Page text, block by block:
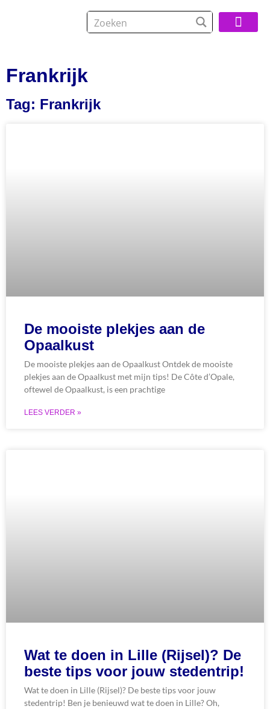
Frankrijk
Tag: Frankrijk
De mooiste plekjes aan de
Opaalkust
De mooiste plekjes aan de Opaalkust Ontdek de mooiste
plekjes aan de Opaalkust met mijn tips! De Côte d’Opale,
oftewel de Opaalkust, is een prachtige
LEES VERDER »
Wat te doen in Lille (Rijsel)? De
beste tips voor jouw stedentrip!
Wat te doen in Lille (Rijsel)? De beste tips voor jouw
stedentrip! Ben je benieuwd wat te doen in Lille? Oh,